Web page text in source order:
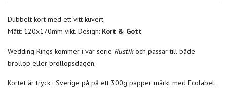
Dubbelt kort med ett vitt kuvert.
Mått: 120x170mm vikt. Design: Kort & Gott
Wedding Rings kommer i vår serie Rustikoch passar till både
bröllop eller bröllopsdagen.
Kortet är tryck i Sverige på på ett 300g papper märkt med Ecolabel.